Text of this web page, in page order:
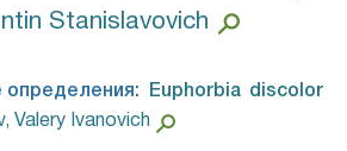
Stanislavovich
Euphorbia discolor
Valery Ivanovich